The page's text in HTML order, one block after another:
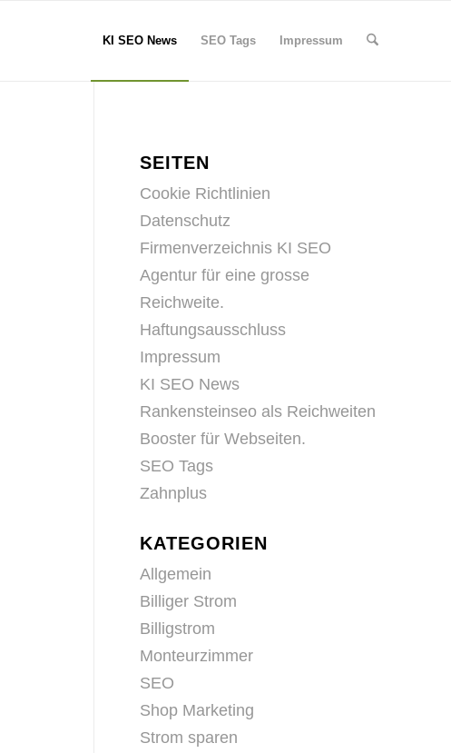
KI SEO News SEO Tags Impressum
SEITEN
Cookie Richtlinien
Datenschutz
Firmenverzeichnis KI SEO
Agentur für eine grosse
Reichweite.
Haftungsausschluss
Impressum
KI SEO News
Rankensteinseo als Reichweiten
Booster für Webseiten.
SEO Tags
Zahnplus
KATEGORIEN
Allgemein
Billiger Strom
Billigstrom
Monteurzimmer
SEO
Shop Marketing
Strom sparen